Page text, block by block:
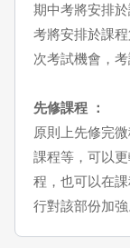
期中考將安排
考將安排於課
次考試機會，考
先修課程 ：
原則上先修完
課程等，可以
程，也可以在
行對該部份加強